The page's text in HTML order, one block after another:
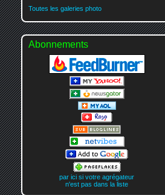
Toutes les galeries photo
Abonnements
par ici si votre agrégateur
n'est pas dans la liste